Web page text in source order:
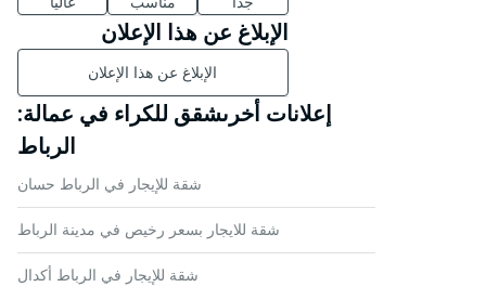
الإبلاغ عن هذا الإعلان
الإبلاغ عن هذا الإعلان
إعلانات أخرىشقق للكراء في عمالة:
الرباط
شقة للإيجار في الرباط حسان
شقة للايجار بسعر رخيص في مدينة الرباط
شقة للإيجار في الرباط أكدال